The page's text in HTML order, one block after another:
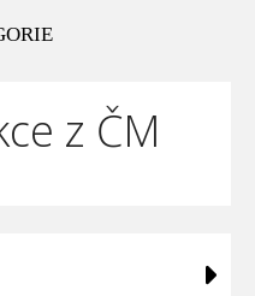
z ČM